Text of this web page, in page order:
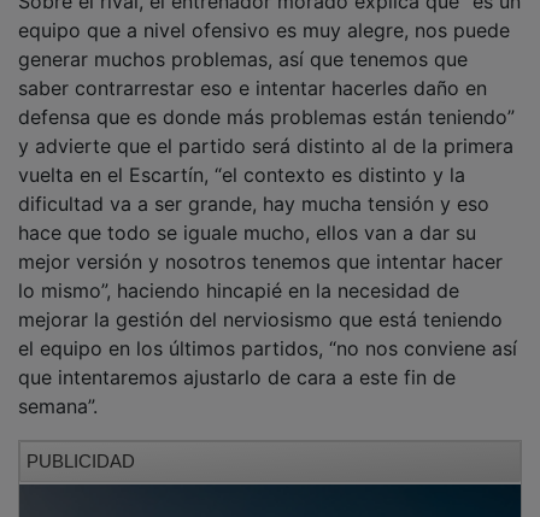
equipo que a nivel ofensivo es muy alegre, nos puede
generar muchos problemas, así que tenemos que
saber contrarrestar eso e intentar hacerles daño en
defensa que es donde más problemas están teniendo”
y advierte que el partido será distinto al de la primera
vuelta en el Escartín, “el contexto es distinto y la
dificultad va a ser grande, hay mucha tensión y eso
hace que todo se iguale mucho, ellos van a dar su
mejor versión y nosotros tenemos que intentar hacer
lo mismo”, haciendo hincapié en la necesidad de
mejorar la gestión del nerviosismo que está teniendo
el equipo en los últimos partidos, “no nos conviene así
que intentaremos ajustarlo de cara a este fin de
semana”.